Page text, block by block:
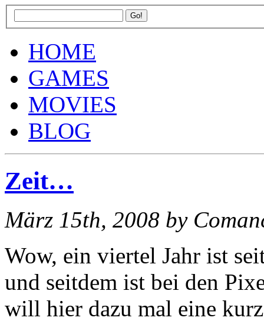
HOME
GAMES
MOVIES
BLOG
Zeit…
März 15th, 2008 by
Wow, ein viertel Jahr ist
und seitdem ist bei den
will hier dazu mal eine